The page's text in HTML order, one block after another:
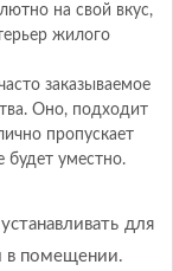
на свой вкус,
жилого
заказываемое
Оно, подходит
пропускает
будет уместно.
для
в помещении.